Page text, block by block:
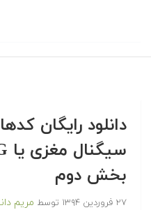
دانلود رایگان
بخش دوم
۲۷ فروردین ۱۳۹۴ توسط مریم